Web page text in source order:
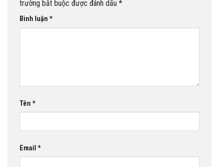
trường bắt buộc được đánh dấu *
Bình luận *
Tên *
Email *